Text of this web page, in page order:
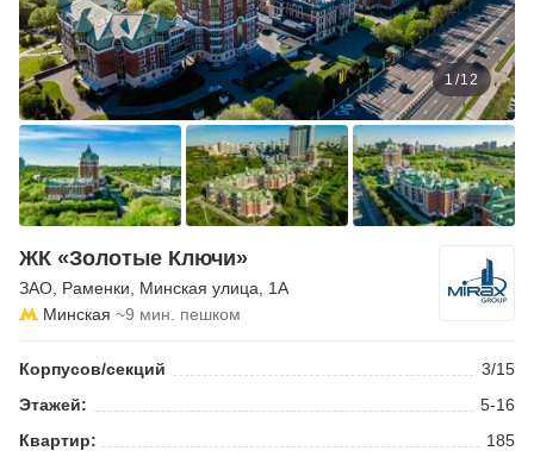
1/12
ЖК «Золотые Ключи»
ЗАО Раменки Минская улица , 1А
Минская ~9 мин. пешком
Корпусов/секций
3/15
Этажей:
5-16
Квартир:
185